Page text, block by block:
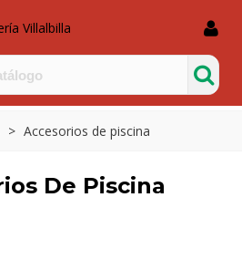
> Accesorios de piscina
De Piscina